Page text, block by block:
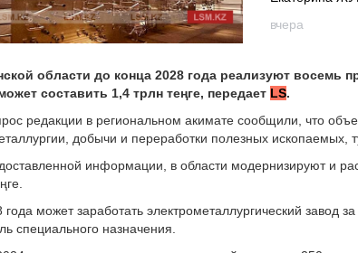
вчера
области до конца 2028 года реализуют восемь
составить 1,4 трлн теңге, передает LS.
редакции в региональном акимате сообщили, что
добычи и переработки полезных ископаемых,
информации, в области модернизируют и
может заработать электрометаллургический завод
специального назначения.